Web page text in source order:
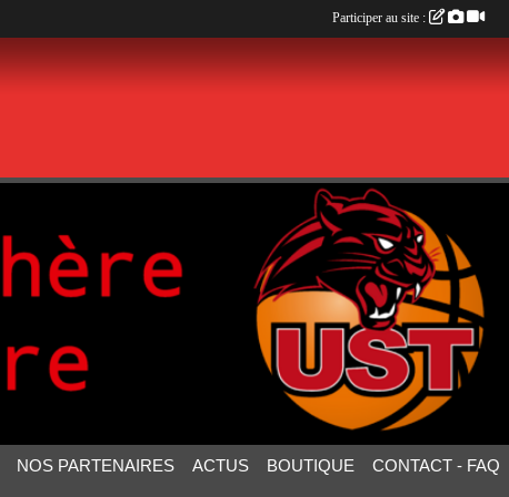
NOS PARTENAIRES ACTUS BOUTIQUE CONTACT - FAQ
Participer au site :